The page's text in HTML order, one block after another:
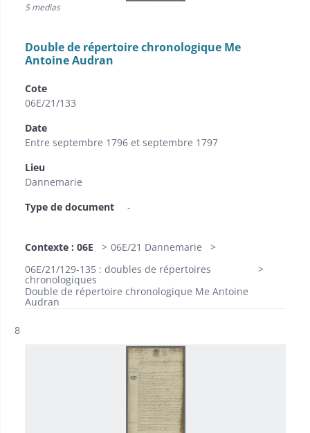
5 medias
Double de répertoire chronologique Me
Antoine Audran
Cote
06E/21/133
Date
Entre septembre 1796 et septembre 1797
Lieu
Dannemarie
Type de document
-
Contexte : 06E
06E/21 Dannemarie
06E/21/129-135 : doubles de répertoires
chronologiques
Double de répertoire chronologique Me Antoine
Audran
Résultat n°
8